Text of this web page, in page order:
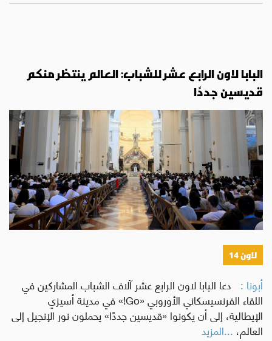
البابا لاون الرابع عشر للشباب: العالم ينتظر منكم
قديسين جددًا
لاون 14
أبونا : دعا البابا لاون الرابع عشر آلاف الشباب المشاركين في
اللقاء الفرنسيسكاني الأوروبي «Go!» في مدينة أسيزي
الإيطالية، إلى أن يكونوا «قديسين جددًا» يحملون نور الإنجيل إلى
العالم، ...المزيد